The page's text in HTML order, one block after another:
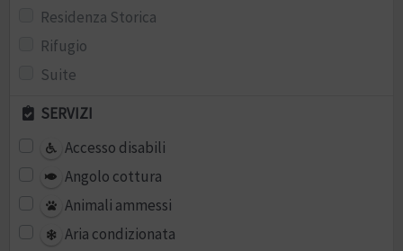
Residenza Storica
Rifugio
Suite
SERVIZI
Accesso disabili
Angolo cottura
Animali ammessi
Aria condizionata